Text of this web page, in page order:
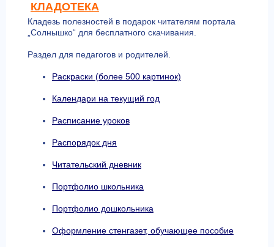
КЛАДОТЕКА
Кладезь полезностей в подарок читателям портала
„Солнышко“ для бесплатного скачивания.
Раздел для педагогов и родителей.
Раскраски (более 500 картинок)
Календари на текущий год
Расписание уроков
Распорядок дня
Читательский дневник
Портфолио школьника
Портфолио дошкольника
Оформление стенгазет, обучающее пособие